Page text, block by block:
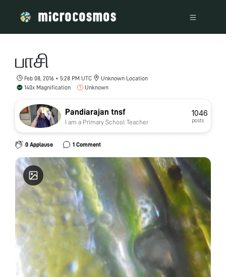
பாசி
Feb 08, 2016 • 5:28 PM UTC
Unknown Location
140x Magnification
Unknown
Pandiarajan tnsf
I am a Primary School Teacher
1046
posts
0 Applause 1 Comment